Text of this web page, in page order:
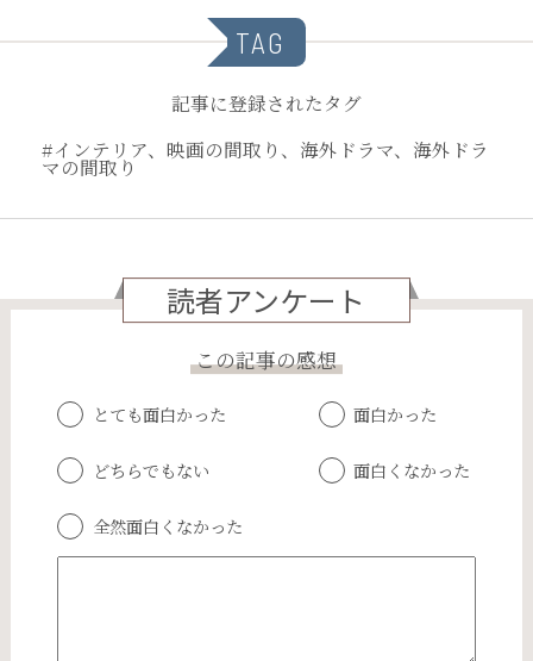
TAG
記事に登録されたタグ
#インテリア、映画の間取り、海外ドラマ、海外ドラ
マの間取り
読者アンケート
この記事の感想
とても面白かった 面白かった
どちらでもない 面白くなかった
全然面白くなかった